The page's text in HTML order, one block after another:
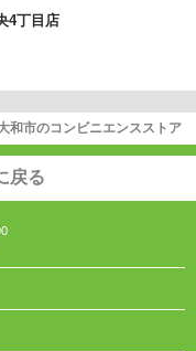
4丁目店
和市のコンビニエンスストア
戻る